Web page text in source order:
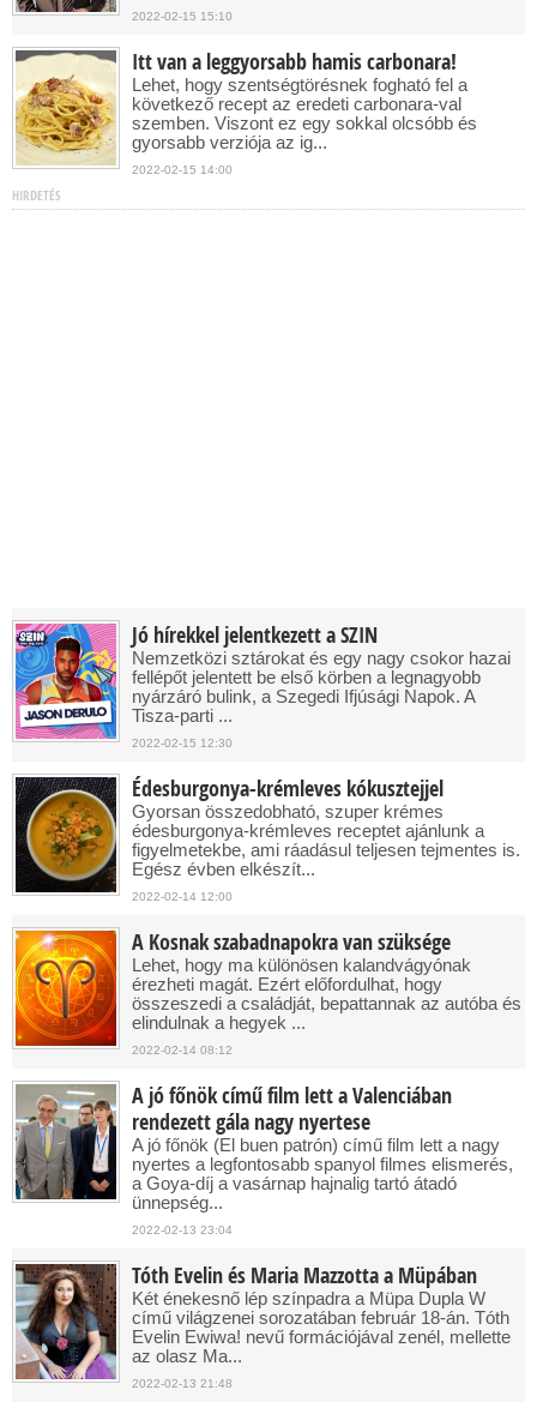
2022-02-15 15:10
Itt van a leggyorsabb hamis carbonara!
Lehet, hogy szentségtörésnek fogható fel a
következő recept az eredeti carbonara-val
szemben. Viszont ez egy sokkal olcsóbb és
gyorsabb verziója az ig...
2022-02-15 14:00
HIRDETÉS
Jó hírekkel jelentkezett a SZIN
Nemzetközi sztárokat és egy nagy csokor hazai
fellépőt jelentett be első körben a legnagyobb
nyárzáró bulink, a Szegedi Ifjúsági Napok. A
Tisza-parti ...
2022-02-15 12:30
Édesburgonya-krémleves kókusztejjel
Gyorsan összedobható, szuper krémes
édesburgonya-krémleves receptet ajánlunk a
figyelmetekbe, ami ráadásul teljesen tejmentes is.
Egész évben elkészít...
2022-02-14 12:00
A Kosnak szabadnapokra van szüksége
Lehet, hogy ma különösen kalandvágyónak
érezheti magát. Ezért előfordulhat, hogy
összeszedi a családját, bepattannak az autóba és
elindulnak a hegyek ...
2022-02-14 08:12
A jó főnök című film lett a Valenciában
rendezett gála nagy nyertese
A jó főnök (El buen patrón) című film lett a nagy
nyertes a legfontosabb spanyol filmes elismerés,
a Goya-díj a vasárnap hajnalig tartó átadó
ünnepség...
2022-02-13 23:04
Tóth Evelin és Maria Mazzotta a Müpában
Két énekesnő lép színpadra a Müpa Dupla W
című világzenei sorozatában február 18-án. Tóth
Evelin Ewiwa! nevű formációjával zenél, mellette
az olasz Ma...
2022-02-13 21:48